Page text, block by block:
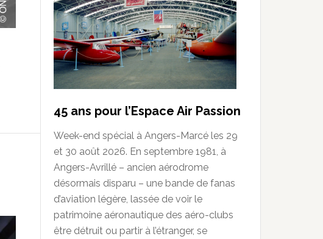
45 ans pour l’Espace Air Passion
Week-end spécial à Angers-Marcé les 29
et 30 août 2026. En septembre 1981, à
Angers-Avrillé – ancien aérodrome
désormais disparu – une bande de fanas
d’aviation légère, lassée de voir le
patrimoine aéronautique des aéro-clubs
être détruit ou partir à l’étranger, se